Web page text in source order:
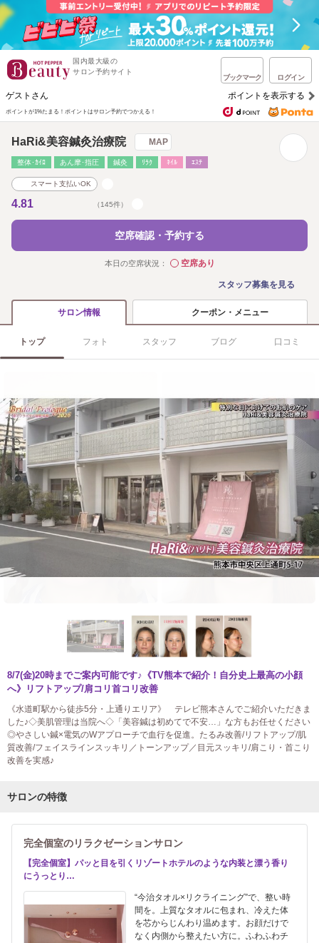
国内最大級の
サロン予約サイト
ブックマーク ログイン
ゲストさん ポイントを表示する
ポイントが1%たまる！ ポイントはサロン予約でつかえる！
HaRi&美容鍼灸治療院 MAP
整体･ｶｲﾛ あん摩･指圧 鍼灸 ﾘﾗｸ ﾈｲﾙ ｴｽﾃ
スマート支払いOK
4.81 （145件）
空席確認・予約する
本日の空席状況： ◯空席あり
スタッフ募集を見る
サロン情報 クーポン・メニュー
トップ フォト スタッフ ブログ 口コミ
8/7(金)20時までご案内可能です♪《TV熊本で紹介！自分史上最高の小顔
へ》リフトアップ/肩コリ首コリ改善
《水道町駅から徒歩5分・上通りエリア》 テレビ熊本さんでご紹介いただきま
した♪◇美肌管理は当院へ◇「美容鍼は初めてで不安…」な方もお任せください
◎やさしい鍼×電気のWアプローチで血行を促進。たるみ改善/リフトアップ/肌
質改善/フェイスラインスッキリ／トーンアップ／目元スッキリ/肩こり・首こり
改善を実感♪
サロンの特徴
完全個室のリラクゼーションサロン
【完全個室】パッと目を引くリゾートホテルのような内装と漂う香り
にうっとり…
“今治タオル×リクライニング”で、整い時
間を。上質なタオルに包まれ、冷えた体
を芯からじんわり温めます。お顔だけで
なく内側から整えたい方に。ふわふわチ